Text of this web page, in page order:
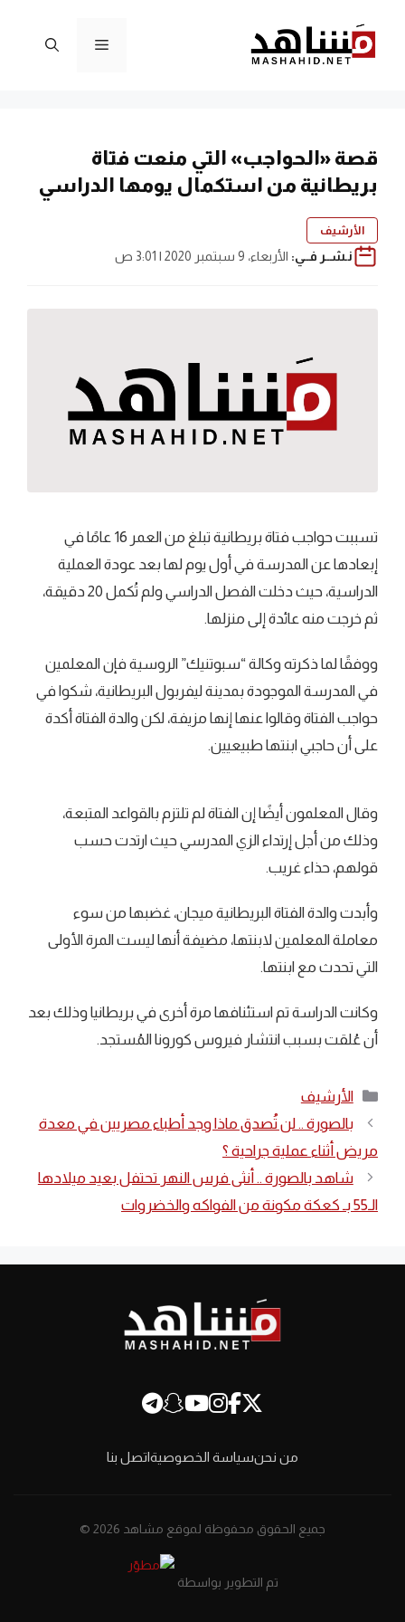
المحتوى
القائمة
قصة «الحواجب» التي منعت فتاة
بريطانية من استكمال يومها الدراسي
الأرشيف
نـشــر فــي: الأربعاء، 9 سبتمبر 2020 | 3:01 ص
تسببت حواجب فتاة بريطانية تبلغ من العمر 16 عامًا في
إبعادها عن المدرسة في أول يوم لها بعد عودة العملية
الدراسية، حيث دخلت الفصل الدراسي ولم تُكمل 20 دقيقة،
ثم خرجت منه عائدة إلى منزلها.
ووفقًا لما ذكرته وكالة “سبوتنيك” الروسية فإن المعلمين
في المدرسة الموجودة بمدينة ليفربول البريطانية، شكوا في
حواجب الفتاة وقالوا عنها إنها مزيفة، لكن والدة الفتاة أكدة
على أن حاجبي ابنتها طبيعيين.
وقال المعلمون أيضًا إن الفتاة لم تلتزم بالقواعد المتبعة،
وذلك من أجل إرتداء الزي المدرسي حيث ارتدت حسب
قولهم، حذاء غريب.
وأبدت والدة الفتاة البريطانية ميجان، غضبها من سوء
معاملة المعلمين لابنتها، مضيفة أنها ليست المرة الأولى
التي تحدث مع ابنتها.
وكانت الدراسة تم استئنافها مرة أخرى في بريطانيا وذلك بعد
أن عُلقت بسبب انتشار فيروس كورونا المُستجد.
التصنيفات
الأرشيف
بالصورة .. لن تُصدق ماذا وجد أطباء مصريين في معدة
مريض أثناء عملية جراحية ؟
شاهد بالصورة .. أنثى فرس النهر تحتفل بعيد ميلادها
الـ55 بـ كعكة مكونة من الفواكه والخضروات
من نحنسياسة الخصوصيةاتصل بنا
جميع الحقوق محفوظة لموقع مشاهد 2026 ©
تم التطوير بواسطة